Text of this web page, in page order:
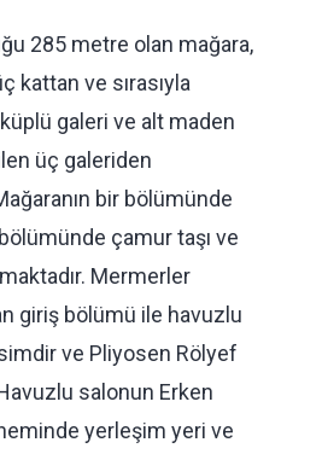
285 metre olan mağara,
kattan ve sırasıyla
galeri ve alt maden
üç galeriden
bir bölümünde
çamur taşı ve
Mermerler
giriş bölümü ile havuzlu
ve Pliyosen Rölyef
salonun Erken
yerleşim yeri ve